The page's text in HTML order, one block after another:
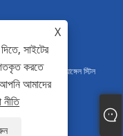
Co., Ltd. - অ্যাঙ্গেল স্টিল
নীতি
X
সাইটের
করতে
আমাদের